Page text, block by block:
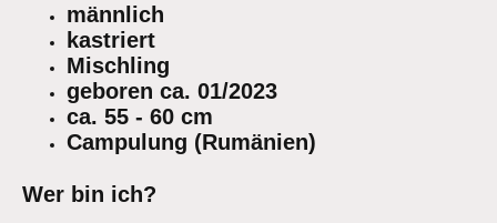
männlich
kastriert
Mischling
geboren ca. 01/2023
ca. 55 - 60 cm
Campulung (Rumänien)
Wer bin ich?